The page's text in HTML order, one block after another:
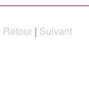
Retour | Suivant